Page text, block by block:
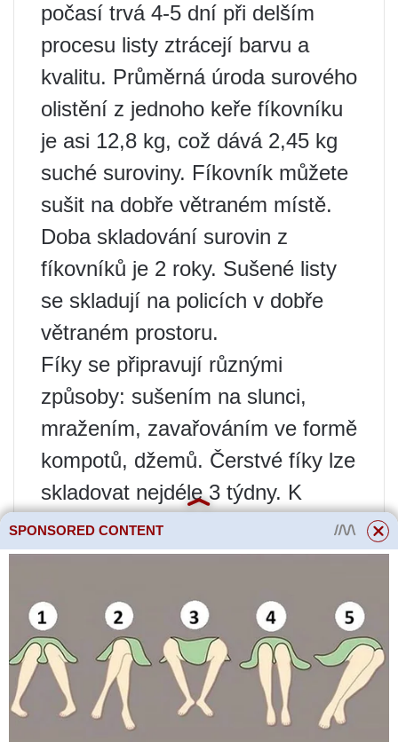
počasí trvá 4-5 dní při delším
procesu listy ztrácejí barvu a
kvalitu. Průměrná úroda surového
olistění z jednoho keře fíkovníku
je asi 12,8 kg, což dává 2,45 kg
suché suroviny. Fíkovník můžete
sušit na dobře větraném místě.
Doba skladování surovin z
fíkovníků je 2 roky. Sušené listy
se skladují na policích v dobře
větraném prostoru.
Fíky se připravují různými
způsoby: sušením na slunci,
mražením, zavařováním ve formě
kompotů, džemů. Čerstvé fíky lze
skladovat nejdéle 3 týdny. K
sušení jsou vhodné světlé plody
se zlatavou slupkou a jemnou,
5 cm. Sušte tři až čtyři dny na
otevřeném slunci.
Chemické složení
Listy obsahují účinné látky –
SPONSORED CONTENT